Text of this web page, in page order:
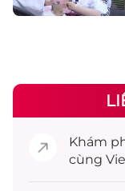
Khám
cùng